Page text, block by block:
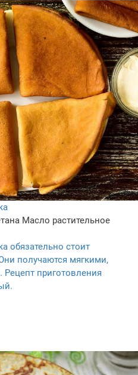
Масло растительное
обязательно стоит
получаются мягкими,
приготовления